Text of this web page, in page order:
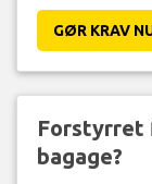
GØR KRAV
Forstyrret
bagage?